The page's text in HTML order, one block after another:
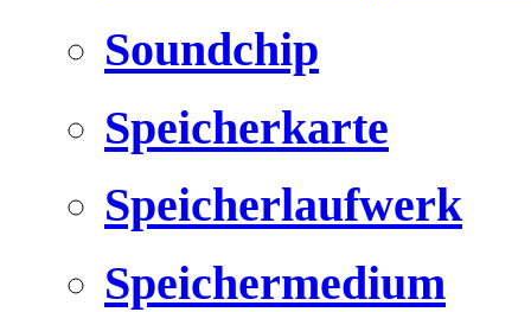
Soundchip
Speicherkarte
Speicherlaufwerk
Speichermedium